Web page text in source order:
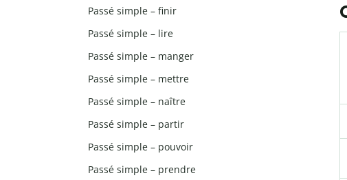
Passé simple – finir
Passé simple – lire
Passé simple – manger
Passé simple – mettre
Passé simple – naître
Passé simple – partir
Passé simple – pouvoir
Passé simple – prendre